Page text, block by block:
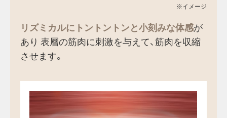
※イメージ
リズミカルにトントントンと小刻みな体感が
あり 表層の筋肉に刺激を与えて、筋肉を収縮
させます。